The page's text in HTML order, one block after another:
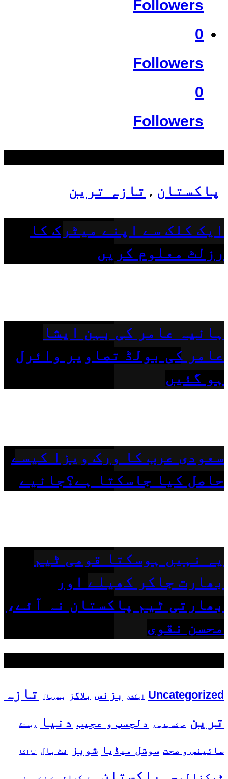
Followers
0
Followers
0
Followers
پاکستان , تازہ ترین
ایک کلک سے اپنے میٹرک کا
رزلٹ معلوم کریں
ہانیہ عامر کی بہن ایشا
عامر کی بولڈ تصاویر وائرل
ہو گئیں
سعودی عرب کا ورک ویزا کیسے
حاصل کیا جاسکتا ہے؟جانیے
یہ نہیں ہوسکتا قومی ٹیم
بھارت جاکر کھیلے اور
بھارتی ٹیم پاکستان نہ آئے،
محسن نقوی
Uncategorized ایکشن بزنس بلاگز بیس بال
تازہ
ترین
حرکت پذیری دلچسپ و عجیب دنیا ریسنگ
سائینس و صحت سوشل میڈیا شوبز فٹ بال لڑاکا
پاکستان